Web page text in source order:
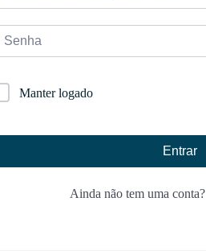
Manter logado
Entrar
Ainda não tem uma conta?